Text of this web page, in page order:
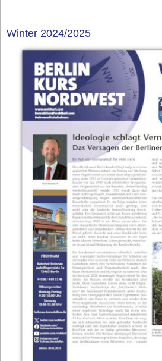
Winter 2024/2025